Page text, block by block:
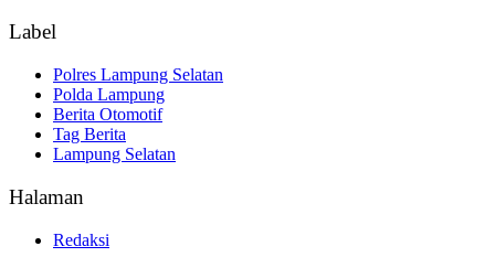
Label
Polres Lampung Selatan
Polda Lampung
Berita Otomotif
Tag Berita
Lampung Selatan
Halaman
Redaksi